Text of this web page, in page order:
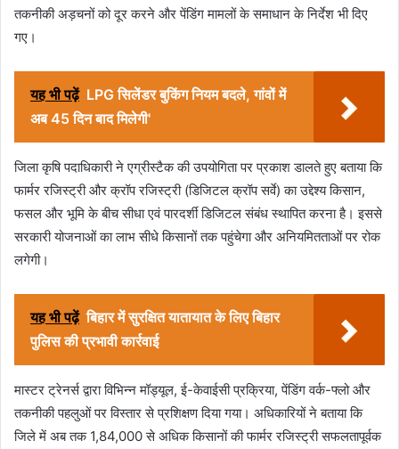
तकनीकी अड़चनों को दूर करने और पेंडिंग मामलों के समाधान के निर्देश भी दिए
गए।
यह भी पढ़ें LPG सिलेंडर बुकिंग नियम बदले, गांवों में
अब 45 दिन बाद मिलेगी'
जिला कृषि पदाधिकारी ने एग्रीस्टैक की उपयोगिता पर प्रकाश डालते हुए बताया कि
फार्मर रजिस्ट्री और क्रॉप रजिस्ट्री (डिजिटल क्रॉप सर्वे) का उद्देश्य किसान,
फसल और भूमि के बीच सीधा एवं पारदर्शी डिजिटल संबंध स्थापित करना है। इससे
सरकारी योजनाओं का लाभ सीधे किसानों तक पहुंचेगा और अनियमितताओं पर रोक
लगेगी।
यह भी पढ़ें बिहार में सुरक्षित यातायात के लिए बिहार
पुलिस की प्रभावी कार्रवाई
मास्टर ट्रेनर्स द्वारा विभिन्न मॉड्यूल, ई-केवाईसी प्रक्रिया, पेंडिंग वर्क-फ्लो और
तकनीकी पहलुओं पर विस्तार से प्रशिक्षण दिया गया। अधिकारियों ने बताया कि
जिले में अब तक 1,84,000 से अधिक किसानों की फार्मर रजिस्ट्री सफलतापूर्वक